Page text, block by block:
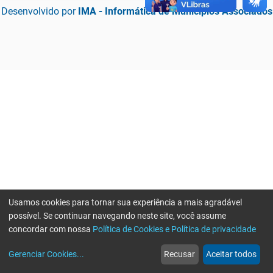
Desenvolvido por IMA - Informática de Municípios Associados
web
Notícias
more_horiz
Mais
Usamos cookies para tornar sua experiência a mais agradável
possível. Se continuar navegando neste site, você assume
concordar com nossa Política de Cookies e Política de privacidade
Gerenciar Cookies... Recusar Aceitar todos
Erro ao enviar informações, por favor tente novamente